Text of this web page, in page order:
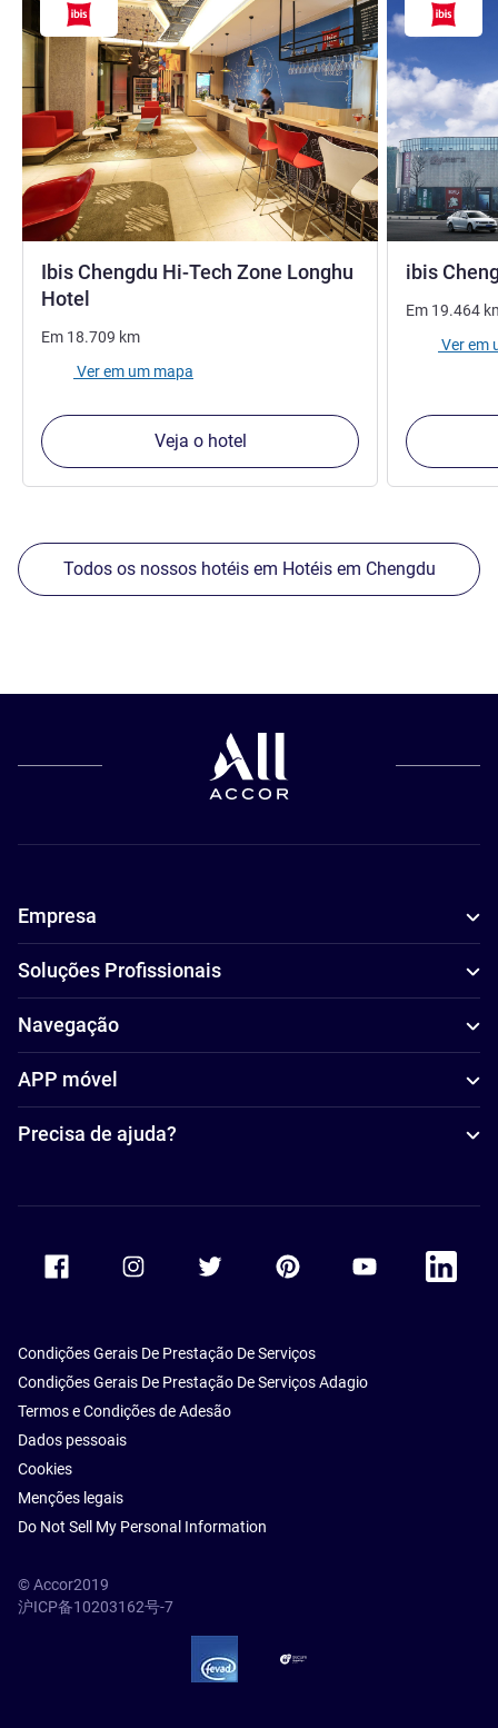
Ibis Chengdu Hi-Tech Zone Longhu
Hotel
Em 18.709 km
Ver em um mapa
Veja o hotel
ibis
Em 19.464
Ver em
Todos os nossos hotéis em Hotéis em Chengdu
Empresa
Soluções Profissionais
Navegação
APP móvel
Precisa de ajuda?
Accor Facebook Accor TwitterAccor PinterestAccor Youtube
Accor
Condições Gerais De Prestação De Serviços
Condições Gerais De Prestação De Serviços Adagio
Termos e Condições de Adesão
Dados pessoais
Cookies
Menções legais
Do Not Sell My Personal Information
© Accor2019
沪ICP备10203162号-7